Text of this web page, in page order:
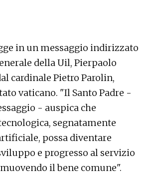
in un messaggio indirizzato
della Uil, Pierpaolo
cardinale Pietro Parolin,
vaticano. "Il Santo Padre -
- auspica che
segnatamente
possa diventare
e progresso al servizio
il bene comune".